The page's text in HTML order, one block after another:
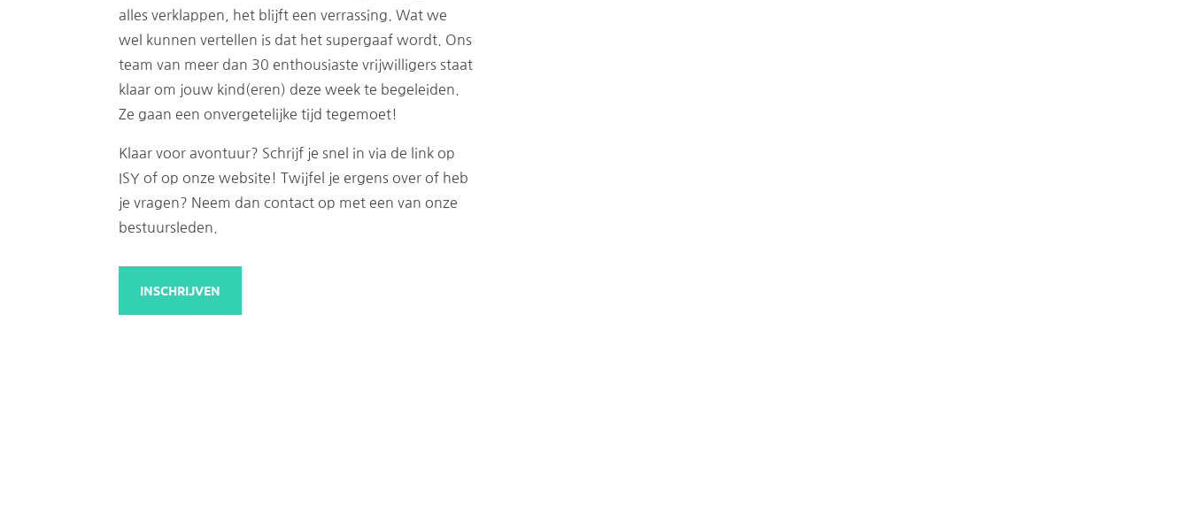
alles verklappen, het blijft een verrassing. Wat we
wel kunnen vertellen is dat het supergaaf wordt. Ons
team van meer dan 30 enthousiaste vrijwilligers staat
klaar om jouw kind(eren) deze week te begeleiden.
Ze gaan een onvergetelijke tijd tegemoet!
Klaar voor avontuur? Schrijf je snel in via de link op
ISY of op onze website! Twijfel je ergens over of heb
je vragen? Neem dan contact op met een van onze
bestuursleden.
INSCHRIJVEN